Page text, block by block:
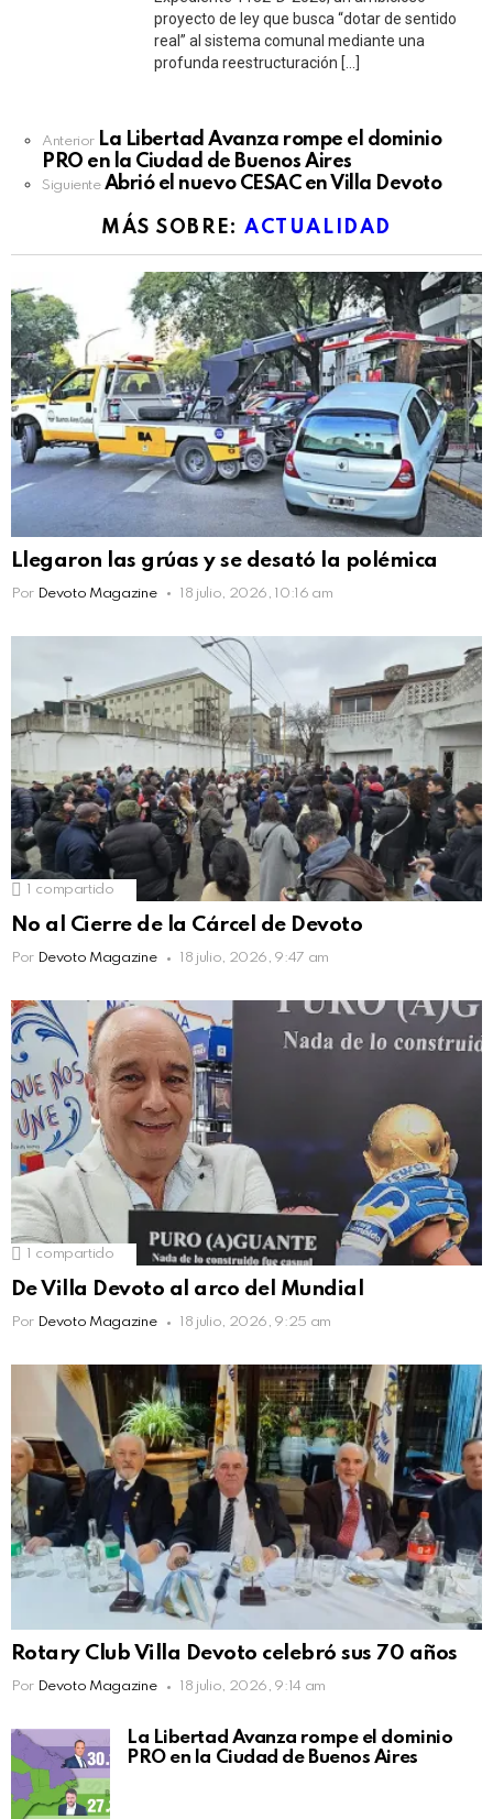
proyecto de ley que busca “dotar de sentido
real” al sistema comunal mediante una
profunda reestructuración […]
See
more
Anterior La Libertad Avanza rompe el dominio
PRO en la Ciudad de Buenos Aires
Siguiente Abrió el nuevo CESAC en Villa Devoto
MÁS SOBRE:ACTUALIDAD
Llegaron las grúas y se desató la polémica
Por Devoto Magazine 18 julio, 2026, 10:16 am
compartido
No al Cierre de la Cárcel de Devoto
Por Devoto Magazine 18 julio, 2026, 9:47 am
compartido
De Villa Devoto al arco del Mundial
Por Devoto Magazine 18 julio, 2026, 9:25 am
Rotary Club Villa Devoto celebró sus 70 años
Por Devoto Magazine 18 julio, 2026, 9:14 am
La Libertad Avanza rompe el dominio
PRO en la Ciudad de Buenos Aires